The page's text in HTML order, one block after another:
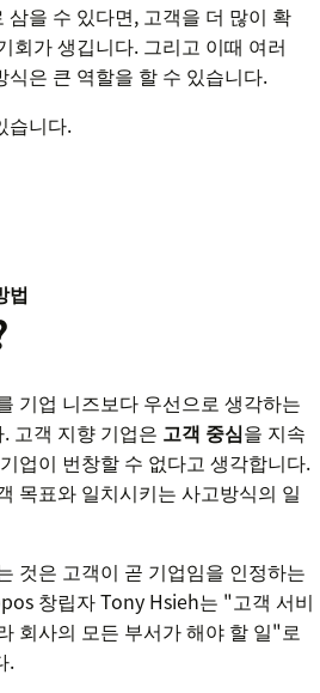
을 수 있다면, 고객을 더 많이 확
회가 생깁니다. 그리고 이때 여러
식은 큰 역할을 할 수 있습니다.
습니다.
법
기업 니즈보다 우선으로 생각하는
고객 지향 기업은 고객 중심을 지속
업이 번창할 수 없다고 생각합니다.
목표와 일치시키는 사고방식의 일
것은 고객이 곧 기업임을 인정하는
창립자 Tony Hsieh는 "고객 서비
회사의 모든 부서가 해야 할 일"로
.